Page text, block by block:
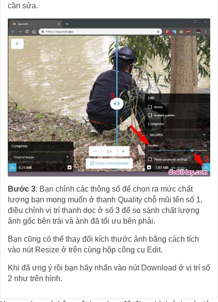
cần sửa.
Bước 3: Bạn chỉnh các thông số để chọn ra mức chất
lượng bạn mong muốn ở thanh Quality chỗ mũi tên số 1,
điều chỉnh vị trí thanh dọc ở số 3 để so sánh chất lượng
ảnh gốc bên trái và ảnh đã tối ưu bên phải.
Bạn cũng có thể thay đổi kích thước ảnh bằng cách tích
vào nút Resize ở trên cùng hộp công cụ Edit.
Khi đã ưng ý rồi bạn hãy nhấn vào nút Download ở vị trí số
2 như trên hình.